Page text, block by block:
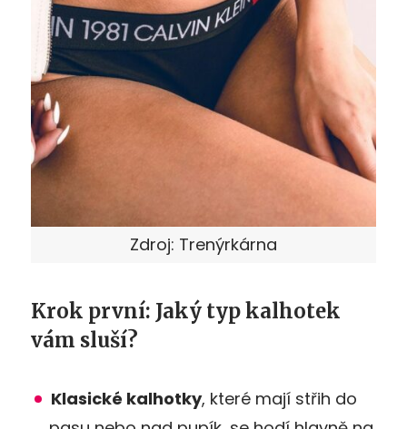
Zdroj: Trenýrkárna
Krok první: Jaký typ kalhotek
vám sluší?
Klasické kalhotky, které mají střih do